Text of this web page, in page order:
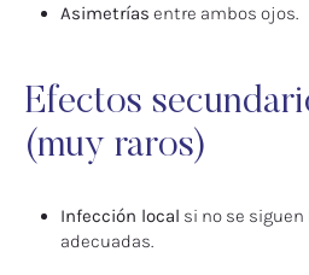
Asimetrías entre ambos ojos.
Efectos
(muy raros)
Infección local si no se
adecuadas.